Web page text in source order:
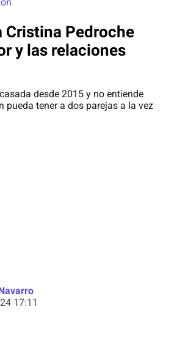
Cristina Pedroche
y las relaciones
desde 2015 y no entiende
pueda tener a dos parejas a la vez
17:11